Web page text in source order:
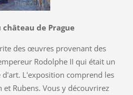
de Prague
des œuvres provenant des
Rodolphe II qui était un
L'exposition comprend les
Rubens. Vous y découvrirez